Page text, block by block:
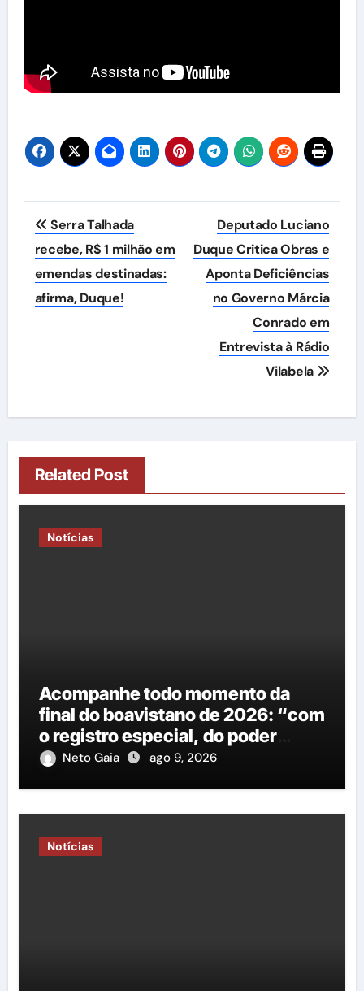
Navegação
de
Post
Serra Talhada
recebe, R$ 1 milhão em
emendas destinadas:
afirma, Duque!
Deputado Luciano
Duque Critica Obras e
Aponta Deficiências
no Governo Márcia
Conrado em
Entrevista à Rádio
Vilabela
Related Post
Notícias
Acompanhe todo momento da
final do boavistano de 2026: “com
o registro especial, do poder
Executivo e Legislativo”
Neto Gaia ago 9, 2026
Notícias